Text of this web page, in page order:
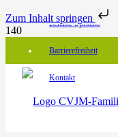
Zum Inhalt springen
Leichte Sprache
Barrierefreiheit
Kontakt